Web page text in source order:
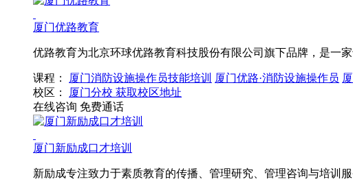
厦门优路教育
优路教育为北京环球优路教育科技股份有限公司旗下品牌，是一
课程： 厦门消防设施操作员技能培训 厦门优路·消防设施操作员
校区：
厦门分校 获取校区地址
在线咨询 免费通话
厦门新励成口才培训
新励成专注致力于素质教育的传播、管理研究、管理咨询与培训